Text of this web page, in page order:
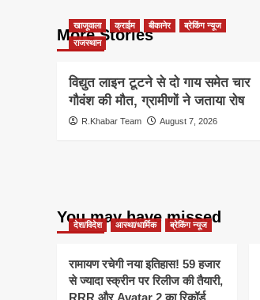
More Stories
खाजूवाला क्राईम बीकानेर
ब्रेकिंग न्यूज
राजस्थान
विद्युत लाइन टूटने से दो गाय समेत चार
गौवंश की मौत, ग्रामीणों ने जताया रोष
R.Khabar Team August 7, 2026
You may have missed
देश/विदेश आस्था/धार्मिक ब्रेकिंग न्यूज
रामायण रचेगी नया इतिहास! 59 हजार
से ज्यादा स्क्रीन पर रिलीज की तैयारी,